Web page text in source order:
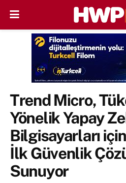
Trend Micro,
Yönelik Yapay
Bilgisayarları
İlk Güvenlik
Sunuyor